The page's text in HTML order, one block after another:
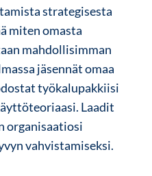
strategisesta
miten omasta
mahdollisimman
jäsennät omaa
työkalupakkiisi
Laadit
organisaatiosi
vahvistamiseksi.